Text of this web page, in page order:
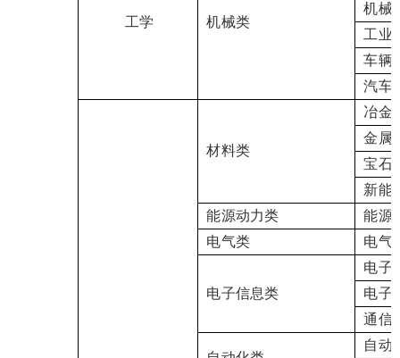
工学 机械类
机械
工业
车辆
汽车
材料类
冶金
金属
宝石
新能
能源动力类
能源
电气类
电气
电子信息类
电子
电子
通信
自动